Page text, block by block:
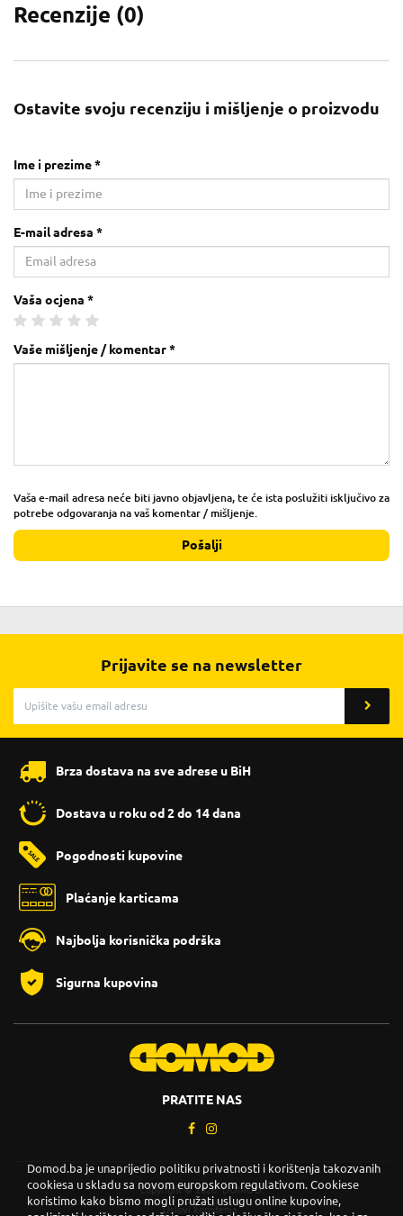
Recenzije (0)
Ostavite svoju recenziju i mišljenje o proizvodu
Ime i prezime *
E-mail adresa *
Vaša ocjena *
Vaše mišljenje / komentar *
Vaša e-mail adresa neće biti javno objavljena, te će ista poslužiti isključivo za
potrebe odgovaranja na vaš komentar / mišljenje.
Pošalji
Prijavite se na newsletter
Brza dostava na sve adrese u BiH
Dostava u roku od 2 do 14 dana
Pogodnosti kupovine
Plaćanje karticama
Najbolja korisnička podrška
Sigurna kupovina
PRATITE NAS
Copyright © 2026. DOMOD.
Uslovi korištenja.
Domod.ba je unaprijedio politiku privatnosti i korištenja takozvanih
cookiesa u skladu sa novom europskom regulativom. Cookiese
koristimo kako bismo mogli pružati uslugu online kupovine,